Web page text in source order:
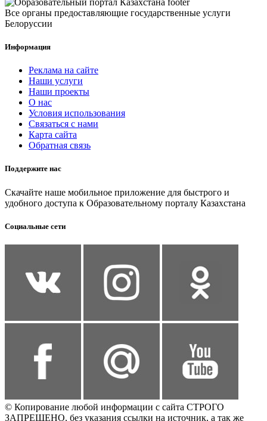
Все органы предоставляющие государственные услуги
Белоруссии
Информация
Реклама на сайте
Наши услуги
Наши проекты
О нас
Условия использования
Связаться с нами
Карта сайта
Обратная связь
Поддержите нас
Скачайте наше мобильное приложение для быстрого и
удобного доступа к Образовательному порталу Казахстана
Социальные сети
© Копирование любой информации с сайта СТРОГО
ЗАПРЕЩЕНО, без указания ссылки на источник, а так же